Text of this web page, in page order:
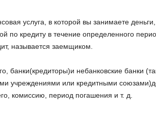
услуга, в которой вы занимаете
по кредиту в течение определенного
называется заемщиком.
банки(кредиторы)и небанковские банки
учреждениями или кредитными
комиссию, период погашения и т. д.